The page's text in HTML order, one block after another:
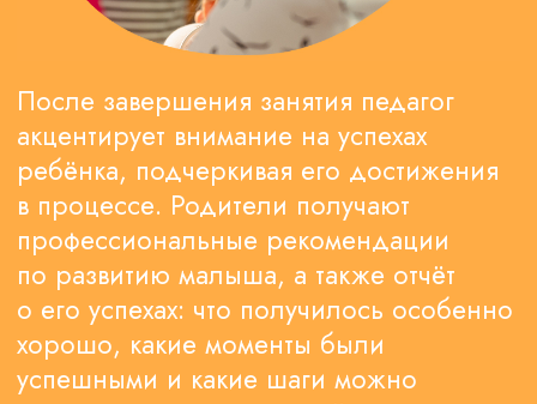
Обсудите с администратором
интересы и цели вашего ребенка,
чтобы сделать правильный выбор
НАПИСАТЬ В TELEGRAM
-15%на детский сад